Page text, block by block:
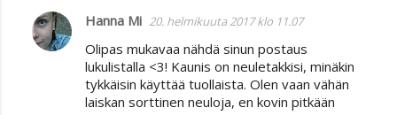
Hanna Mi 20. helmikuuta 2017 klo 11.07
Olipas mukavaa nähdä sinun postaus
lukulistalla <3! Kaunis on neuletakkisi, minäkin
tykkäisin käyttää tuollaista. Olen vaan vähän
laiskan sorttinen neuloja, en kovin pitkään